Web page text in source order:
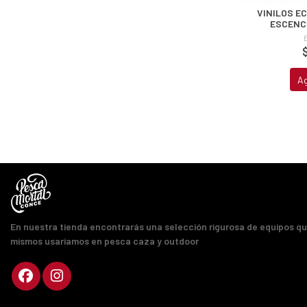
VINILOS
En nuestra tienda encontrarás una selección rigurosa de equipos
mismos usaríamos en pesca caza y outdoor